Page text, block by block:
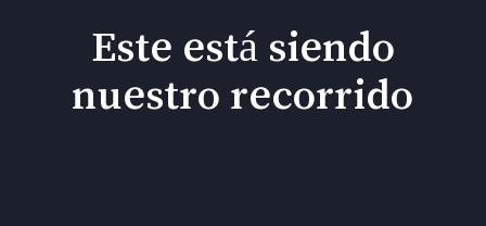
Este está siendo
nuestro recorrido